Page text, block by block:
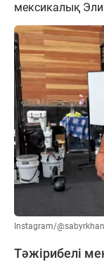
мексикалық
Instagram/
Тәжірибелі